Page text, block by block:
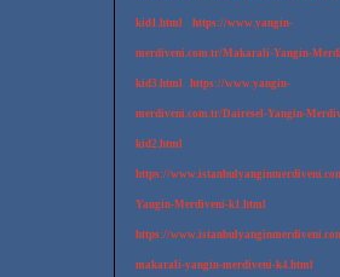
kid1.html https://www.yangin-
merdiveni.com.tr/Makarali-Yangin-
kid3.html https://www.yangin-
merdiveni.com.tr/Dairesel-Yangin-
kid2.html
https://
Yangin-Merdiveni-k1.html
https://
makarali-yangin-merdiveni-k4.html